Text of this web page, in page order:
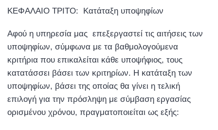
ΚΕΦΑΛΑΙΟ ΤΡΙΤΟ: Κατάταξη υποψηφίων
Αφού η υπηρεσία μας επεξεργαστεί τις αιτήσεις των
υποψηφίων, σύμφωνα με τα βαθμολογούμενα
κριτήρια που επικαλείται κάθε υποψήφιος, τους
κατατάσσει βάσει των κριτηρίων. Η κατάταξη των
υποψηφίων, βάσει της οποίας θα γίνει η τελική
επιλογή για την πρόσληψη με σύμβαση εργασίας
ορισμένου χρόνου, πραγματοποιείται ως εξής: